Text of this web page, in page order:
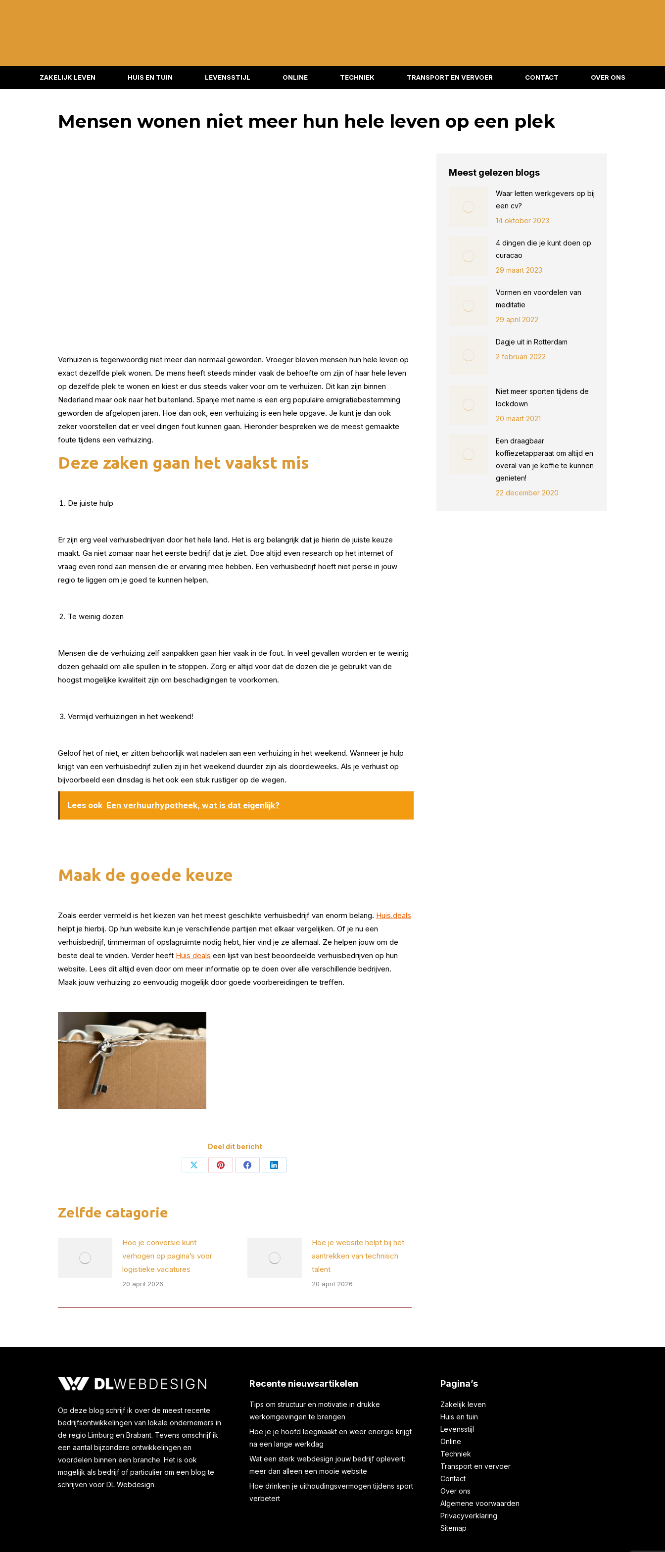
ZAKELIJK LEVEN HUIS EN TUIN LEVENSSTIJL ONLINE TECHNIEK TRANSPORT EN VERVOER CONTACT OVER ONS
Mensen wonen niet meer hun hele leven op een plek
Verhuizen is tegenwoordig niet meer dan normaal geworden. Vroeger bleven mensen hun hele leven op
exact dezelfde plek wonen. De mens heeft steeds minder vaak de behoefte om zijn of haar hele leven
op dezelfde plek te wonen en kiest er dus steeds vaker voor om te verhuizen. Dit kan zijn binnen
Nederland maar ook naar het buitenland. Spanje met name is een erg populaire emigratiebestemming
geworden de afgelopen jaren. Hoe dan ook, een verhuizing is een hele opgave. Je kunt je dan ook
zeker voorstellen dat er veel dingen fout kunnen gaan. Hieronder bespreken we de meest gemaakte
foute tijdens een verhuizing.
Deze zaken gaan het vaakst mis
De juiste hulp
Er zijn erg veel verhuisbedrijven door het hele land. Het is erg belangrijk dat je hierin de juiste keuze
maakt. Ga niet zomaar naar het eerste bedrijf dat je ziet. Doe altijd even research op het internet of
vraag even rond aan mensen die er ervaring mee hebben. Een verhuisbedrijf hoeft niet perse in jouw
regio te liggen om je goed te kunnen helpen.
Te weinig dozen
Mensen die de verhuizing zelf aanpakken gaan hier vaak in de fout. In veel gevallen worden er te weinig
dozen gehaald om alle spullen in te stoppen. Zorg er altijd voor dat de dozen die je gebruikt van de
hoogst mogelijke kwaliteit zijn om beschadigingen te voorkomen.
Vermijd verhuizingen in het weekend!
Geloof het of niet, er zitten behoorlijk wat nadelen aan een verhuizing in het weekend. Wanneer je hulp
krijgt van een verhuisbedrijf zullen zij in het weekend duurder zijn als doordeweeks. Als je verhuist op
bijvoorbeeld een dinsdag is het ook een stuk rustiger op de wegen.
Lees ook Een verhuurhypotheek, wat is dat eigenlijk?
Maak de goede keuze
Zoals eerder vermeld is het kiezen van het meest geschikte verhuisbedrijf van enorm belang. Huis.deals
helpt je hierbij. Op hun website kun je verschillende partijen met elkaar vergelijken. Of je nu een
verhuisbedrijf, timmerman of opslagruimte nodig hebt, hier vind je ze allemaal. Ze helpen jouw om de
beste deal te vinden. Verder heeft Huis deals een lijst van best beoordeelde verhuisbedrijven op hun
website. Lees dit altijd even door om meer informatie op te doen over alle verschillende bedrijven.
Maak jouw verhuizing zo eenvoudig mogelijk door goede voorbereidingen te treffen.
Deel dit bericht
Deel
Deel
Deel
Deel
Zelfde catagorie
Hoe je conversie kunt
verhogen op pagina’s voor
logistieke vacatures
20 april 2026
Hoe je website helpt bij het
aantrekken van technisch
talent
20 april 2026
Meest gelezen blogs
Waar letten werkgevers op bij
een cv?
14 oktober 2023
4 dingen die je kunt doen op
curacao
29 maart 2023
Vormen en voordelen van
meditatie
29 april 2022
Dagje uit in Rotterdam
2 februari 2022
Niet meer sporten tijdens de
lockdown
20 maart 2021
Een draagbaar
koffiezetapparaat om altijd en
overal van je koffie te kunnen
genieten!
22 december 2020
Op deze blog schrijf ik over de meest recente
bedrijfsontwikkelingen van lokale ondernemers in
de regio Limburg en Brabant. Tevens omschrijf ik
een aantal bijzondere ontwikkelingen en
voordelen binnen een branche. Het is ook
mogelijk als bedrijf of particulier om een blog te
schrijven voor DL Webdesign.
Recente nieuwsartikelen
Tips om structuur en motivatie in drukke
werkomgevingen te brengen
Hoe je je hoofd leegmaakt en weer energie krijgt
na een lange werkdag
Wat een sterk webdesign jouw bedrijf oplevert:
meer dan alleen een mooie website
Hoe drinken je uithoudingsvermogen tijdens sport
verbetert
Pagina’s
Zakelijk leven
Huis en tuin
Levensstijl
Online
Techniek
Transport en vervoer
Contact
Over ons
Algemene voorwaarden
Privacyverklaring
Sitemap